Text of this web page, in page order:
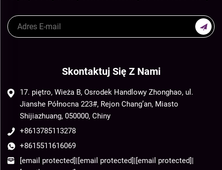
Skontaktuj Się Z Nami
17. piętro, Wieża B, Osrodek Handlowy Zhonghao, ul.
Jianshe Północna 223#, Rejon Chang’an, Miasto
Shijiazhuang, 050000, Chiny
+8613785113278
+8615511616069
[email protected]|[email protected]|[email protected]|